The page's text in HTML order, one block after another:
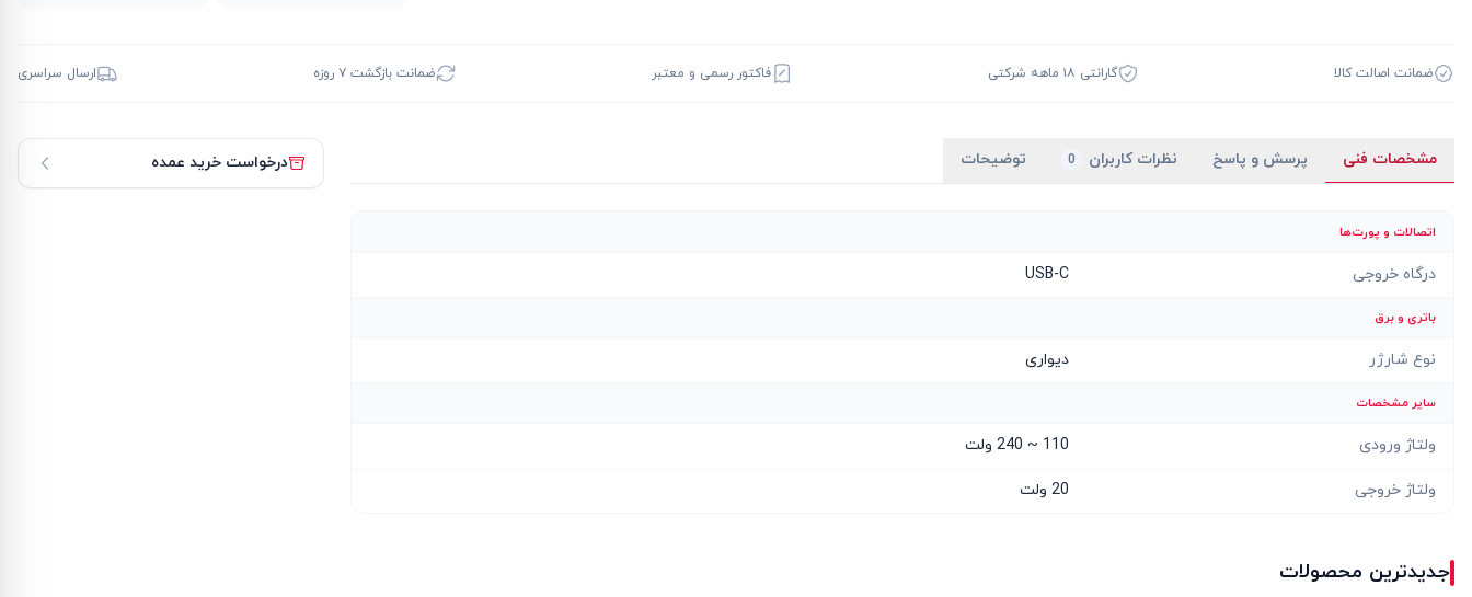
ضمانت اصالت کالا گارانتی ۱۸ ماهه شرکتی فاکتور رسمی و معتبر ضمانت بازگشت ۷ روزه ارسال سراسری
مشخصات فنی پرسش و پاسخ نظرات کاربران 0 توضیحات
اتصالات و پورت‌ها
درگاه خروجی USB-C
باتری و برق
نوع شارژر دیواری
سایر مشخصات
ولتاژ ورودی 110 ~ 240 ولت
ولتاژ خروجی 20 ولت
درخواست خرید عمده
جدیدترین محصولات